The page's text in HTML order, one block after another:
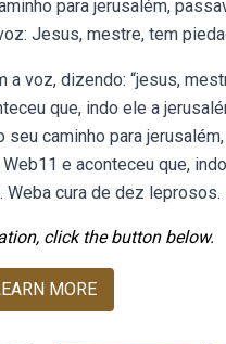
para jerusalém,
Jesus, mestre, tem
voz, dizendo: “jesus,
que, indo ele a
caminho para
e aconteceu que,
cura de dez leprosos.
click the button below.
MORE